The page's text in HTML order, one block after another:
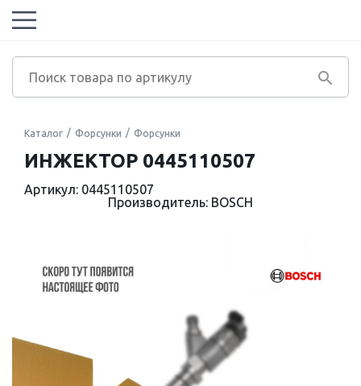
Каталог Форсунки Форсунки
ИНЖЕКТОР 0445110507
Артикул: 0445110507
Производитель: BOSCH